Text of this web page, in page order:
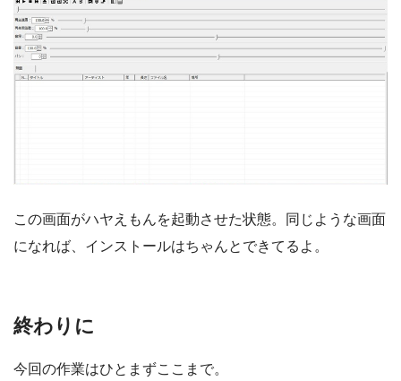
この画面がハヤえもんを起動させた状態。同じような画面
になれば、インストールはちゃんとできてるよ。
終わりに
今回の作業はひとまずここまで。